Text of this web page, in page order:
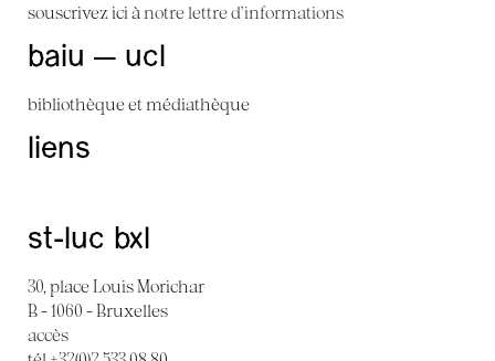
souscrivez ici à notre lettre d'informations
baiu — ucl
bibliothèque et médiathèque
liens
st-luc bxl
30, place Louis Morichar
B - 1060 - Bruxelles
accès